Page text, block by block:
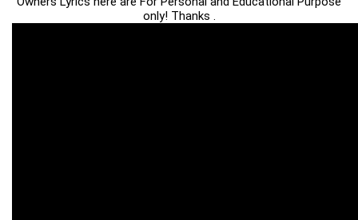
only! Thanks .